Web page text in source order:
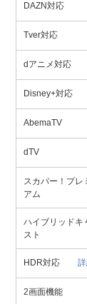
DAZN対応
Tver対応
dアニメ対応
Disney+対応
AbemaTV
dTV
スカパー！プレ
アム
ハイブリッドキ
スト
HDR対応
2画面機能